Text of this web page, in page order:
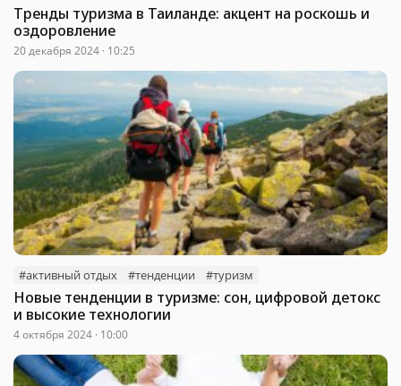
Тренды туризма в Таиланде: акцент на роскошь и
оздоровление
20 декабря 2024 · 10:25
#активный отдых #тенденции #туризм
Новые тенденции в туризме: сон, цифровой детокс
и высокие технологии
4 октября 2024 · 10:00